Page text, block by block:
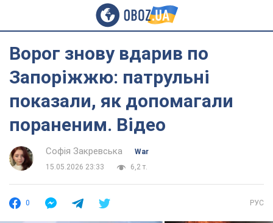
Ворог знову вдарив по
Запоріжжю: патрульні
показали, як допомагали
пораненим. Відео
Софія Закревська
War
15.05.2026 23:33
6,2 т.
0 РУС